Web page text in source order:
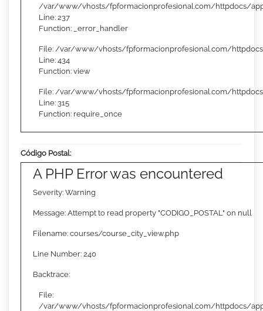
/var/www/vhosts/fpformacionprofesional.com/httpdocs/
Line: 237
Function: _error_handler
File: /var/www/vhosts/fpformacionprofesional.com/
Line: 434
Function: view
File: /var/www/vhosts/fpformacionprofesional.com/
Line: 315
Function: require_once
Código Postal:
A PHP Error was encountered
Severity: Warning
Message: Attempt to read property "CODIGO_POSTAL" on null
Filename: courses/course_city_view.php
Line Number: 240
Backtrace:
File:
/var/www/vhosts/fpformacionprofesional.com/httpdocs/